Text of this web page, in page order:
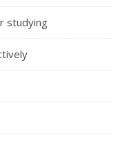
studying